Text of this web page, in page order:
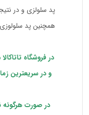
پد سلولزی و در
همچنین پد
در فروشگاه
و در سریعترین
در صورت هرگونه